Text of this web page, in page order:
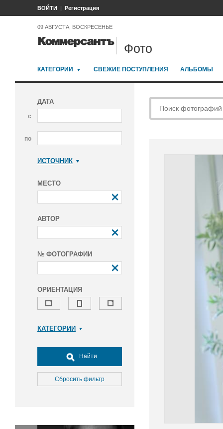
ВОЙТИ Регистрация
09 АВГУСТА, ВОСКРЕСЕНЬЕ
Фото
КАТЕГОРИИ СВЕЖИЕ ПОСТУПЛЕНИЯ АЛЬБОМЫ
ДАТА
с
по
ИСТОЧНИК
МЕСТО
АВТОР
№ ФОТОГРАФИИ
ОРИЕНТАЦИЯ
КАТЕГОРИИ
Досуг, туризм и отдых
Культура
Медицина
Найти
Сбросить фильтр